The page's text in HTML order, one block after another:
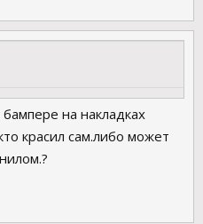
на накладках
красил сам.либо может